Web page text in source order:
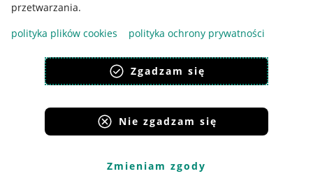
przetwarzania.
polityka plików cookies
polityka ochrony prywatności
Zgadzam się
Nie zgadzam się
Zmieniam zgody
Korzystanie z serwisu oznacza akceptacjęregulaminu